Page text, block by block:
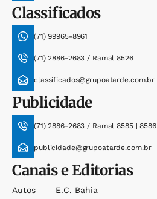
Classificados
(71) 99965-8961
(71) 2886-2683 / Ramal 8526
classificados@grupoatarde.com.br
Publicidade
(71) 2886-2683 / Ramal 8585 | 8586
publicidade@grupoatarde.com.br
Canais e Editorias
Autos
E.c. Bahia